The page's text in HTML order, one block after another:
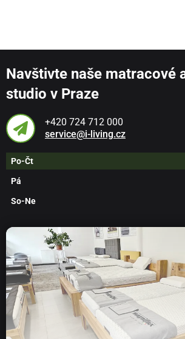
Navštivte naše matracové
studio v Praze
+420 724 712 000
service@i-living.cz
Po-Čt
Pá
So-Ne